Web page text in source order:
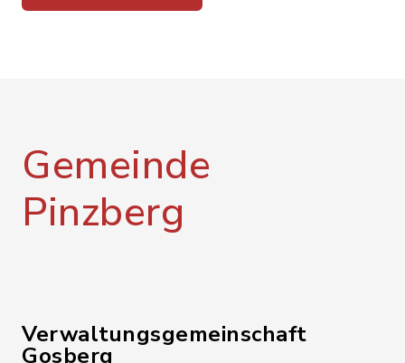
Gemeinde
Pinzberg
Verwaltungsgemeinschaft
Gosberg